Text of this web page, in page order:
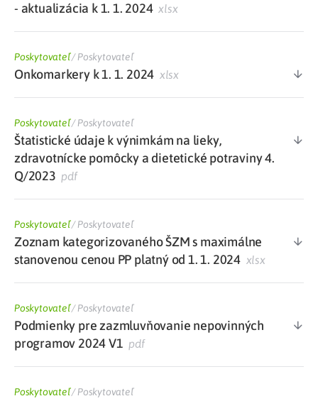
- aktualizácia k 1. 1. 2024xlsx
Poskytovateľ/Poskytovateľ
Onkomarkery k 1. 1. 2024 xlsx
Poskytovateľ/Poskytovateľ
Štatistické údaje k výnimkám na lieky,
zdravotnícke pomôcky a dietetické potraviny 4.
Q/2023 pdf
Poskytovateľ/Poskytovateľ
Zoznam kategorizovaného ŠZM s maximálne
stanovenou cenou PP platný od 1. 1. 2024 xlsx
Poskytovateľ/Poskytovateľ
Podmienky pre zazmluvňovanie nepovinných
programov 2024 V1 pdf
Poskytovateľ/Poskytovateľ